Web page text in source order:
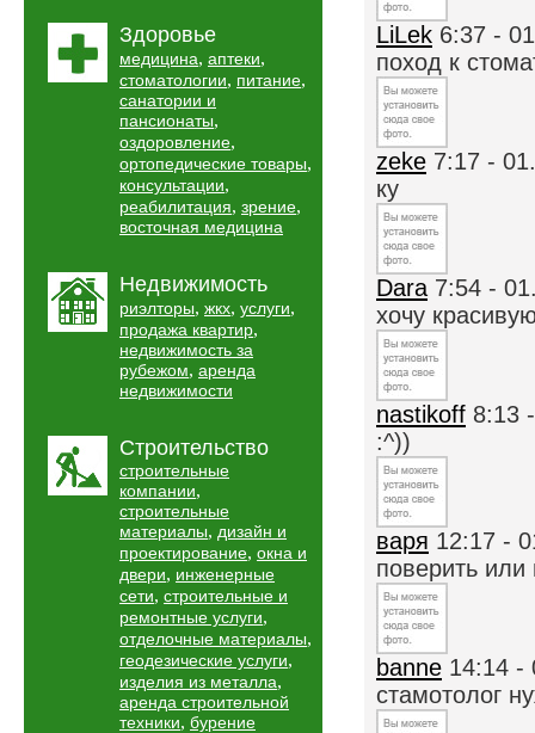
Здоровье
медицина, аптеки,
стоматологии, питание,
санатории и
пансионаты,
оздоровление,
ортопедические товары,
консультации,
реабилитация, зрение,
восточная медицина
Недвижимость
риэлторы, жкх, услуги,
продажа квартир,
недвижимость за
рубежом, аренда
недвижимости
Строительство
строительные
компании,
строительные
материалы, дизайн и
проектирование, окна и
двери, инженерные
сети, строительные и
ремонтные услуги,
отделочные материалы,
геодезические услуги,
изделия из металла,
аренда строительной
техники, бурение
LiLek 6:37 -
поход к
zeke 7:17 -
ку
Dara 7:54 -
хочу
nastikoff 8:13
:^))
варя 12:17 -
поверить или
banne 14:14 -
стамотолог